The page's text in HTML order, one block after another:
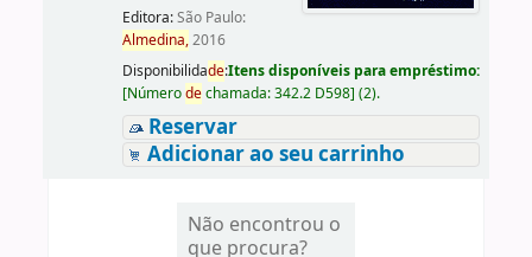
Editora:São Paulo:
Almedina,2016
Disponibilidade:Itens disponíveis para empréstimo:
[Númerodechamada:342.2 D598] (2).
Reservar
Adicionar ao seu carrinho
Não encontrou o
que procura?